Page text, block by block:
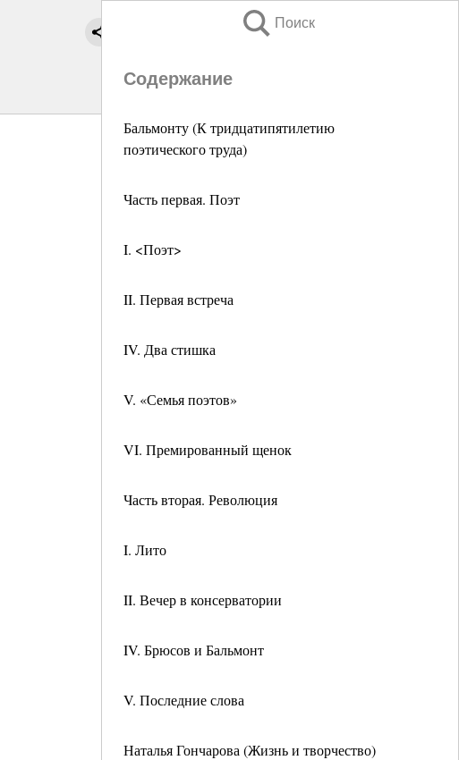
Поиск
Содержание
Бальмонту (К тридцатипятилетию
поэтического труда)
Часть первая. Поэт
I. <Поэт>
II. Первая встреча
IV. Два стишка
V. «Семья поэтов»
VI. Премированный щенок
Часть вторая. Революция
I. Лито
II. Вечер в консерватории
IV. Брюсов и Бальмонт
V. Последние слова
Наталья Гончарова (Жизнь и творчество)